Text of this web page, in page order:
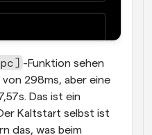
-Funktion sehen
Das ist ein
Kaltstart selbst ist
das, was beim